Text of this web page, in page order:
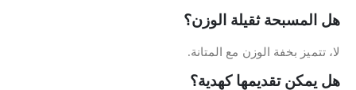
هل المسبحة ثقيلة الوزن؟
لا، تتميز بخفة الوزن مع المتانة.
هل يمكن تقديمها كهدية؟